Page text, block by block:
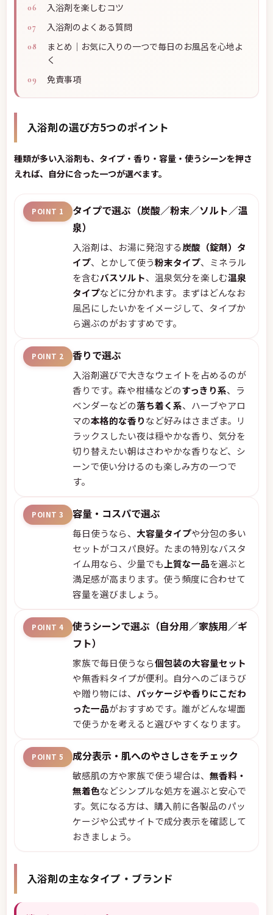
入浴剤を楽しむコツ
入浴剤のよくある質問
まとめ｜お気に入りの一つで毎日のお風呂を心地よ
く
免責事項
入浴剤の選び方5つのポイント
種類が多い入浴剤も、タイプ・香り・容量・使うシーンを押さ
えれば、自分に合った一つが選べます。
POINT 1
タイプで選ぶ（炭酸／粉末／ソルト／温
泉）
入浴剤は、お湯に発泡する炭酸（錠剤）タ
イプ、とかして使う粉末タイプ、ミネラル
を含むバスソルト、温泉気分を楽しむ温泉
タイプなどに分かれます。まずはどんなお
風呂にしたいかをイメージして、タイプか
ら選ぶのがおすすめです。
POINT 2 香りで選ぶ
入浴剤選びで大きなウェイトを占めるのが
香りです。森や柑橘などのすっきり系、ラ
ベンダーなどの落ち着く系、ハーブやアロ
マの本格的な香りなど好みはさまざま。リ
ラックスしたい夜は穏やかな香り、気分を
切り替えたい朝はさわやかな香りなど、シ
ーンで使い分けるのも楽しみ方の一つで
す。
POINT 3 容量・コスパで選ぶ
毎日使うなら、 大容量タイプや分包の多い
セットがコスパ良好。たまの特別なバスタ
イム用なら、少量でも 上質な一品を選ぶと
満足感が高まります。使う頻度に合わせて
容量を選びましょう。
POINT 4
使うシーンで選ぶ（自分用／家族用／ギ
フト）
家族で毎日使うなら個包装の大容量セット
や無香料タイプが便利。自分へのごほうび
や贈り物には、 パッケージや香りにこだわ
った一品がおすすめです。誰がどんな場面
で使うかを考えると選びやすくなります。
POINT 5 成分表示・肌へのやさしさをチェック
敏感肌の方や家族で使う場合は、無香料・
無着色などシンプルな処方を選ぶと安心で
す。気になる方は、購入前に各製品のパッ
ケージや公式サイトで成分表示を確認して
おきましょう。
入浴剤の主なタイプ・ブランド